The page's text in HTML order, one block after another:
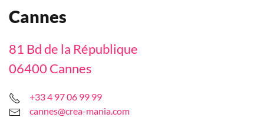
Cannes
81 Bd de la République
06400 Cannes
+33 4 97 06 99 99
cannes@crea-mania.com